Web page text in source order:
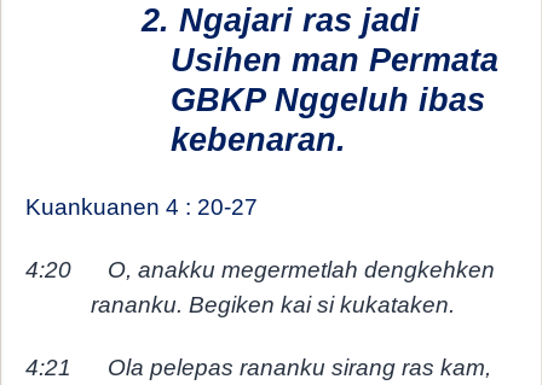
2. Ngajari ras jadi
Usihen man Permata
GBKP Nggeluh ibas
kebenaran.
Kuankuanen 4 : 20-27
4:20
O, anakku megermetlah dengkehken
rananku. Begiken kai si kukataken.
4:21
Ola pelepas rananku sirang ras kam,